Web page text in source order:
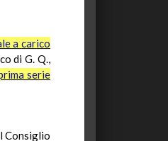
a carico
di G. Q.,
serie
Consiglio